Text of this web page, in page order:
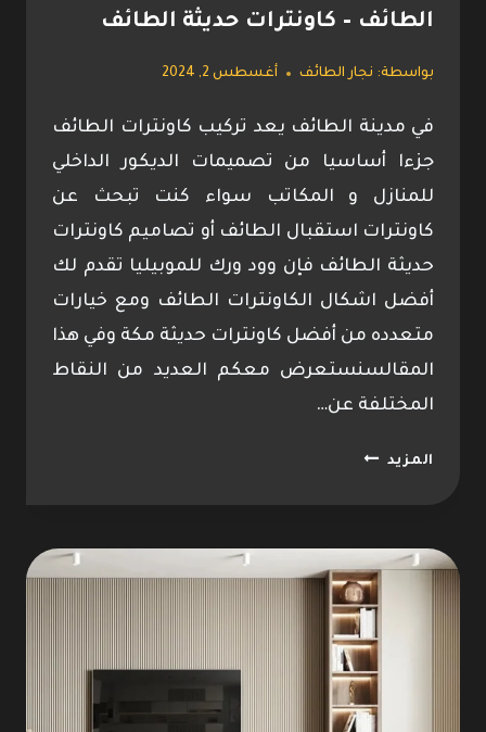
الطائف – كاونترات حديثة الطائف
بواسطة: نجار الطائف أغسطس 2, 2024
في مدينة الطائف يعد تركيب كاونترات الطائف
جزءا أساسيا من تصميمات الديكور الداخلي
للمنازل و المكاتب سواء كنت تبحث عن
كاونترات استقبال الطائف أو تصاميم كاونترات
حديثة الطائف فإن وود ورك للموبيليا تقدم لك
أفضل اشكال الكاونترات الطائف ومع خيارات
متعدده من أفضل كاونترات حديثة مكة وفي هذا
المقالسنستعرض معكم العديد من النقاط
المختلفة عن…
المزيدتركيب
ت:
0533096712
اشكال
الكاونترات
الطائف